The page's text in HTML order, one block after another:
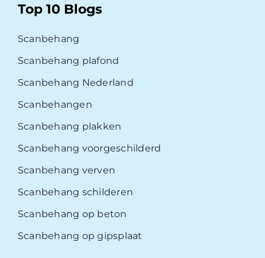
Top 10 Blogs
Scanbehang
Scanbehang plafond
Scanbehang Nederland
Scanbehangen
Scanbehang plakken
Scanbehang voorgeschilderd
Scanbehang verven
Scanbehang schilderen
Scanbehang op beton
Scanbehang op gipsplaat